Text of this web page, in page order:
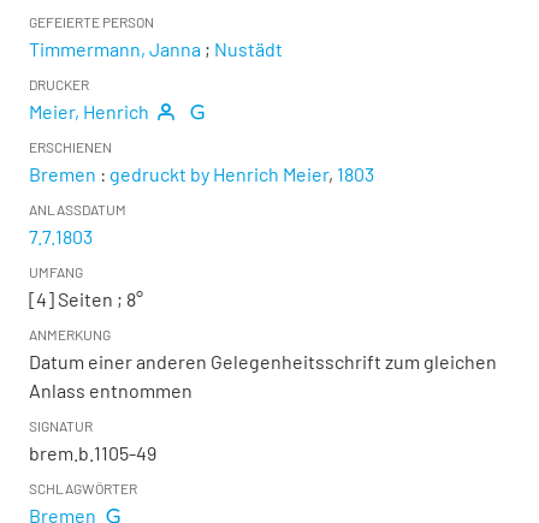
GEFEIERTE PERSON
Timmermann, Janna ; Nustädt
DRUCKER
Meier, Henrich
ERSCHIENEN
Bremen : gedruckt by Henrich Meier, 1803
ANLASSDATUM
7.7.1803
UMFANG
[4] Seiten ; 8°
ANMERKUNG
Datum einer anderen Gelegenheitsschrift zum gleichen
Anlass entnommen
SIGNATUR
brem.b.1105-49
SCHLAGWÖRTER
Bremen